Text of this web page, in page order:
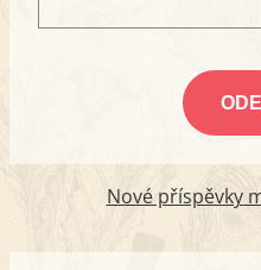
Nové příspěvky